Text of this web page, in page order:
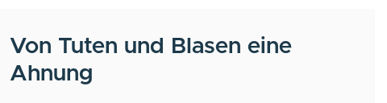
Von Tuten und Blasen eine
Ahnung